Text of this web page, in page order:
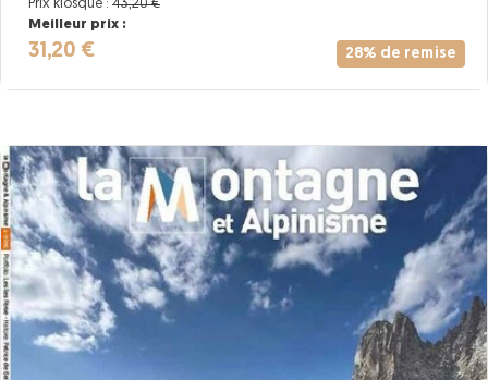
28% de remise
Prix kiosque : 43,20 €
Meilleur prix :
31,20 €